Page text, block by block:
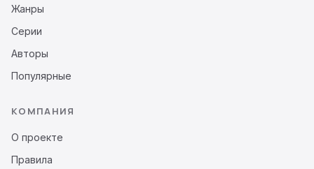
Жанры
Серии
Авторы
Популярные
КОМПАНИЯ
О проекте
Правила